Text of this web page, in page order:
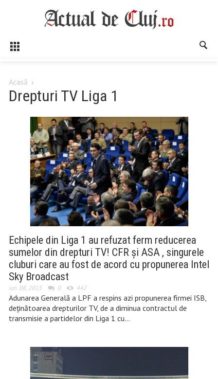
Acasă
Drepturi TV Liga 1
Echipele din Liga 1 au refuzat ferm reducerea
sumelor din drepturi TV! CFR și ASA , singurele
cluburi care au fost de acord cu propunerea Intel
Sky Broadcast
iun. 08, 2015 0 442
Adunarea Generală a LPF a respins azi propunerea firmei ISB,
deţinătoarea drepturilor TV, de a diminua contractul de
transmisie a partidelor din Liga 1 cu…